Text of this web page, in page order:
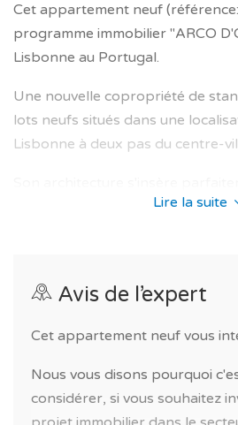
Cet appartement neuf
programme immobilier "ARCO
Lisbonne au Portugal.
Une nouvelle copropriété de
lots neufs situés dans une
Lisbonne à deux pas du centre-
de Campolide et propose des
résidence privée.
Vous aurez accès à une multitude
proximité (accès facile, espaces
Lire la suite
Avis de l’expert
Cet appartement neuf vous
Nous vous disons pourquoi
considérer, si vous souhaitez